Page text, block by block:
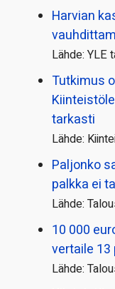
Harvian
Lähde: YLE
Tutkimus
tarkasti
Lähde:
Paljonko
palkka ei
Lähde:
10 000
vertaile
Lähde: